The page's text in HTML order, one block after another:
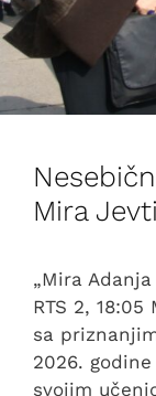
Mira
„Mira
RTS 2,
sa
2026.
svojim